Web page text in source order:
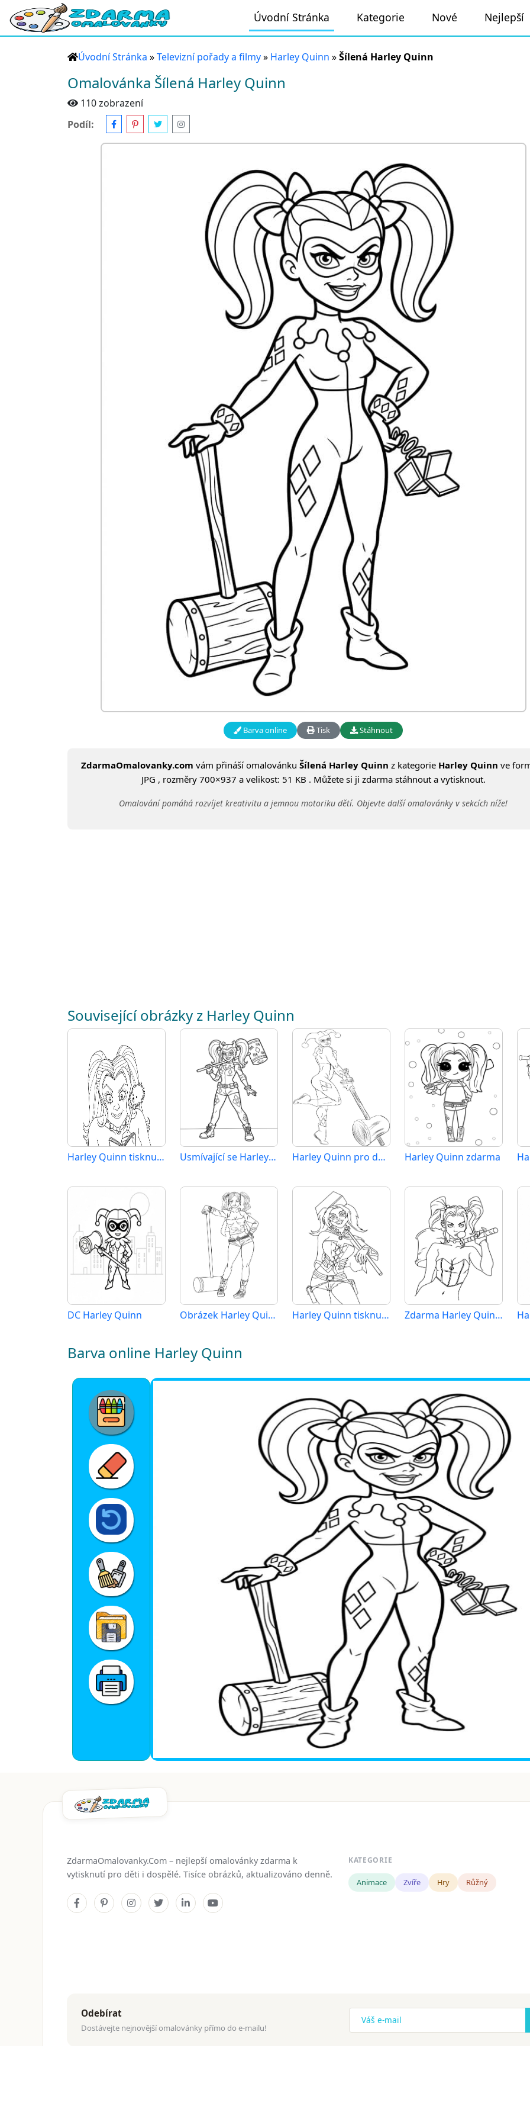
Úvodní Stránka Kategorie Nové Nejlepší
Úvodní Stránka »Televizní pořady a filmy» Harley Quinn »Šílená Harley Quinn
Omalovánka Šílená Harley Quinn
110 zobrazení
Podíl:
Barva online Tisk Stáhnout
ZdarmaOmalovanky.com vám přináší omalovánku Šílená Harley Quinn z kategorie Harley Quinn ve
JPG , rozměry 700×937 a velikost: 51 KB . Můžete si ji zdarma stáhnout a vytisknout.
Omalování pomáhá rozvíjet kreativitu a jemnou motoriku dětí. Objevte další omalovánky v sekcích níže!
Související obrázky z Harley Quinn
Harley Quinn tisknutelný obrázek Usmívající se Harley Quinn Harley Quinn pro děti 1 rok Harley Quinn zdarma
DC Harley Quinn Obrázek Harley Quinn Harley Quinn tisknutelná pro děti Zdarma Harley Quinn k tisku
Barva online Harley Quinn
ZdarmaOmalovanky.Com – nejlepší omalovánky zdarma k
vytisknutí pro děti i dospělé. Tisíce obrázků, aktualizováno denně.
KATEGORIE
Animace Zvíře Hry Růžný
Odebírat
Dostávejte nejnovější omalovánky přímo do e-mailu!